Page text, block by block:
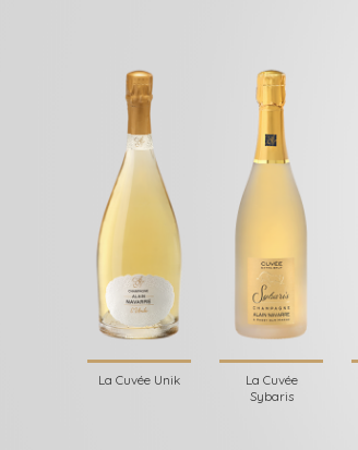
La Cuvée Unik
La Cuvée
Sybaris